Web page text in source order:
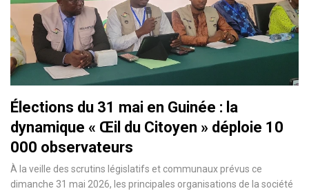
Élections du 31 mai en Guinée : la
dynamique « Œil du Citoyen » déploie 10
000 observateurs
À la veille des scrutins législatifs et communaux prévus ce
dimanche 31 mai 2026, les principales organisations de la société